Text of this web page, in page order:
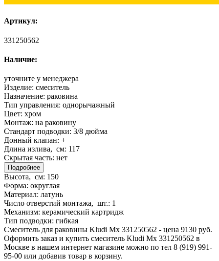
Артикул:
331250562
Наличие:
уточните у менеджера
Изделие: смеситель
Назначение: раковина
Тип управления: однорычажный
Цвет: хром
Монтаж: на раковину
Стандарт подводки: 3/8 дюйма
Донный клапан: +
Длина излива, см: 117
Скрытая часть: нет
Подробнее
Высота, см: 150
Форма: округлая
Материал: латунь
Число отверстий монтажа, шт.: 1
Механизм: керамический картридж
Тип подводки: гибкая
Смеситель для раковины Kludi Mx 331250562 - цена 9130 руб.
Оформить заказ и купить смеситель Kludi Mx 331250562 в
Москве в нашем интернет магазине можно по тел 8 (919) 991-
95-00 или добавив товар в корзину.